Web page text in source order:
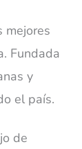
mejores
Fundada
y
el país.
de